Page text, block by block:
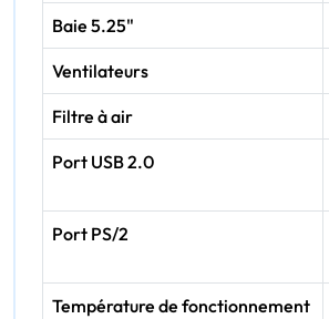
Baie 5.25"
Ventilateurs
Filtre à air
Port USB 2.0
Port PS/2
Température de fonctionnement